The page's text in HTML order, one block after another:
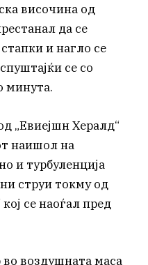
височина од
да се
и нагло се
се со
минута.
„Евиејшн Хералд“
наишол на
и турбуленција
струи токму од
се наоѓал пред
воздушната маса